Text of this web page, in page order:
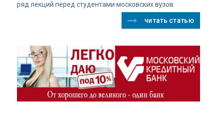
ряд лекций перед студентами московских вузов.
читать статью